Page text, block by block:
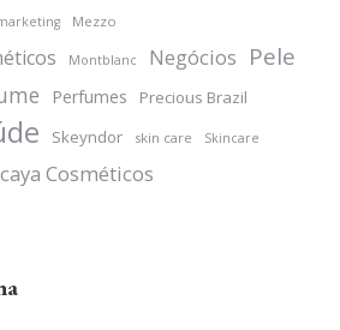
Mezzo
Montblanc Negócios Pele
Perfumes Precious Brazil
Skeyndor skin care Skincare
Cosméticos